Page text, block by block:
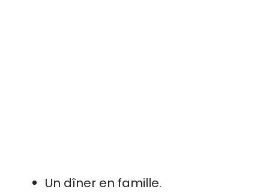
Un dîner en famille.